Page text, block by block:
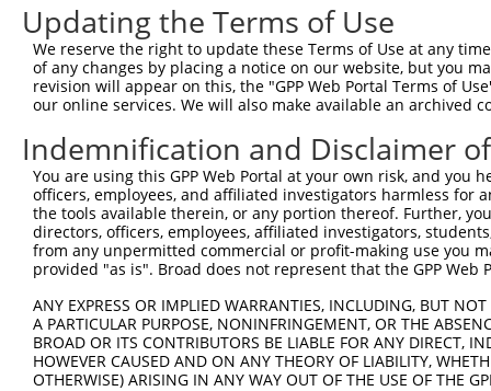
Updating the Terms of Use
We reserve the right to update these Terms of Use at any
of any changes by placing a notice on our website, but you
revision will appear on this, the "GPP Web Portal Terms of
our online services. We will also make available an archived
Indemnification and Disclaimer
You are using this GPP Web Portal at your own risk, and
officers, employees, and affiliated investigators harmless for
the tools available therein, or any portion thereof. Further,
directors, officers, employees, affiliated investigators,
from any unpermitted commercial or profit-making use you
provided "as is". Broad does not represent that the GPP
ANY EXPRESS OR IMPLIED WARRANTIES, INCLUDING, BUT
A PARTICULAR PURPOSE, NONINFRINGEMENT, OR THE
BROAD OR ITS CONTRIBUTORS BE LIABLE FOR ANY DIRECT,
HOWEVER CAUSED AND ON ANY THEORY OF LIABILITY,
OTHERWISE) ARISING IN ANY WAY OUT OF THE USE OF THE